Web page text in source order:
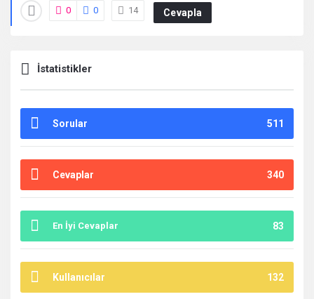
0 0 14 Cevapla
İstatistikler
Sorular 511
Cevaplar 340
En İyi Cevaplar 83
Kullanıcılar 132